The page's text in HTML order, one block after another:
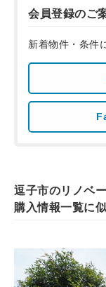
会員登録のご
新着物件・条件
逗子市のリノベ
購入情報一覧に